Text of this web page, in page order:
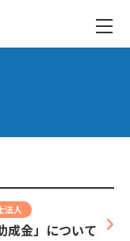
法人
成金」について